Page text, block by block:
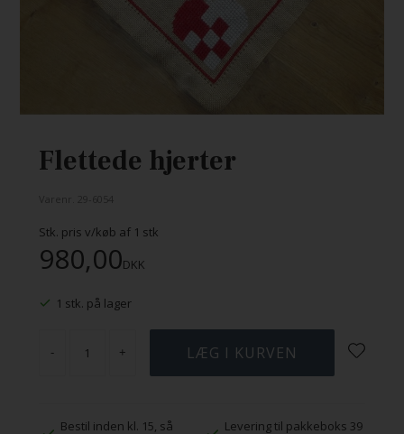
Flettede hjerter
Stk. pris v/køb af 1 stk
980,00DKK
1 stk. på lager
- +
Bestil inden kl. 15, så
Levering til pakkeboks 39